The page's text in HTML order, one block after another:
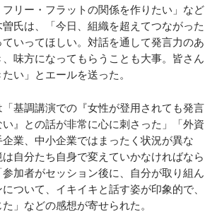
リー・フラットの関係を作りたい」など
氏は、「今日、組織を超えてつながった
ていってほしい。対話を通して発言力のあ
味方になってもらうことも大事。皆さん
い」とエールを送った。
基調講演での『女性が登用されても発言
』との話が非常に心に刺さった」「外資
業、中小企業ではまったく状況が異な
自分たち自身で変えていかなければなら
加者がセッション後に、自分が取り組ん
ついて、イキイキと話す姿が印象的で、
」などの感想が寄せられた。